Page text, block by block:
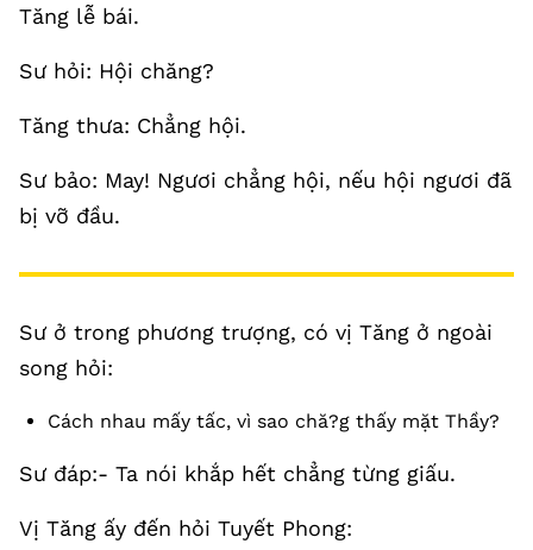
Tăng lễ bái.
Sư hỏi: Hội chăng?
Tăng thưa: Chẳng hội.
Sư bảo: May! Ngươi chẳng hội, nếu hội ngươi đã
bị vỡ đầu.
Sư ở trong phương trượng, có vị Tăng ở ngoài
song hỏi:
Cách nhau mấy tấc, vì sao chă?g thấy mặt Thầy?
Sư đáp:- Ta nói khắp hết chẳng từng giấu.
Vị Tăng ấy đến hỏi Tuyết Phong: